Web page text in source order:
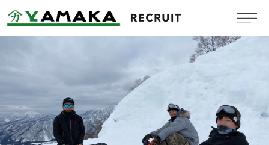
会社概要
Benefit system 福利厚生